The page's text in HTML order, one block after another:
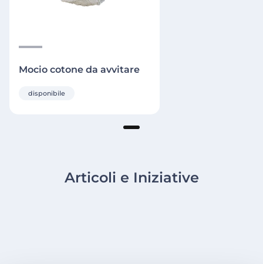
Mocio cotone da avvitare
disponibile
Articoli e Iniziative